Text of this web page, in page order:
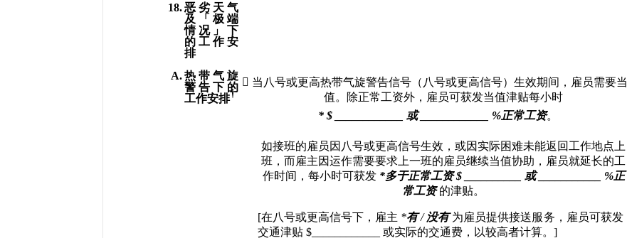
18. 恶劣天气
及「极端
情况」下
的工作安
排
A. 热带气旋
警告下的
工作安排†
 当八号或更高热带气旋警告信号（八号或更高信号）生效期间，雇员需要当
值。除正常工资外，雇员可获发当值津贴每小时
* $ ____________ 或 ____________ %正常工资。
如接班的雇员因 八号或更高信号生效 ，或因实际困难未能返回工作地点上
班，而雇主因运作需要要求上一班的雇员继续当值协助，雇员就延长的工
作时间，每小时可获发 *多于正常工资 $ __________ 或 ___________ %正
常工资 的津贴。
[在八号或更高信号下， 雇主 *有 / 没有 为雇员提供接送服务，雇员可获发
交通津贴 $____________ 或实际的交通费，以较高者计算。 ]